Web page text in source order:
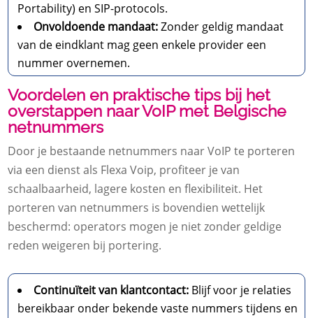
Portability) en SIP-protocols.
Onvoldoende mandaat:Zonder geldig mandaat
van de eindklant mag geen enkele provider een
nummer overnemen.
Voordelen en praktische tips bij het
overstappen naar VoIP met Belgische
netnummers
Door je bestaande netnummers naar VoIP te porteren
via een dienst als Flexa Voip, profiteer je van
schaalbaarheid, lagere kosten en flexibiliteit. Het
porteren van netnummers is bovendien wettelijk
beschermd: operators mogen je niet zonder geldige
reden weigeren bij portering.
Continuïteit van klantcontact: Blijf voor je relaties
bereikbaar onder bekende vaste nummers tijdens en